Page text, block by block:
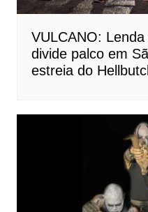
VULCANO:
divide palco em
estreia do